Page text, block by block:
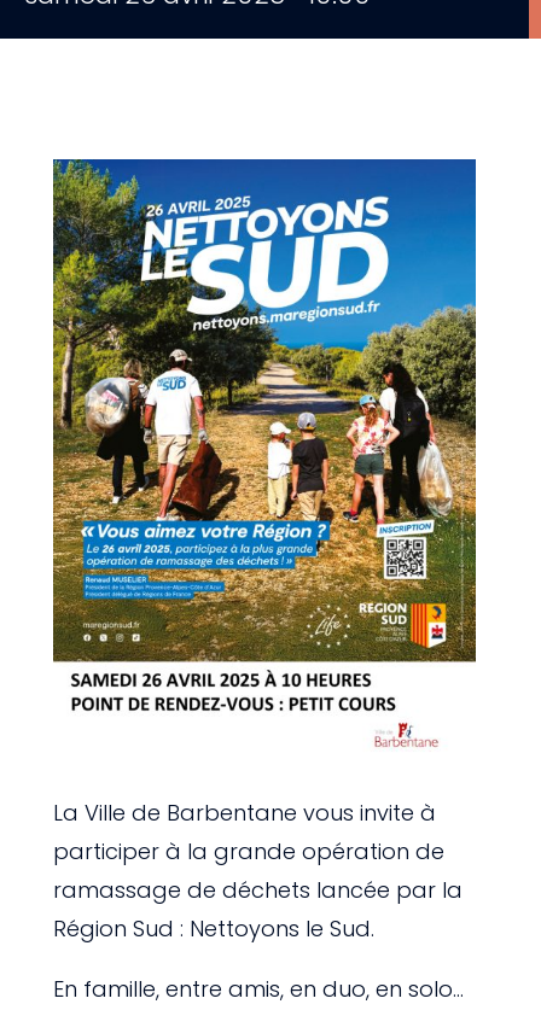
La Ville de Barbentane vous invite à
participer à la grande opération de
ramassage de déchets lancée par la
Région Sud : Nettoyons le Sud.
En famille, entre amis, en duo, en solo…